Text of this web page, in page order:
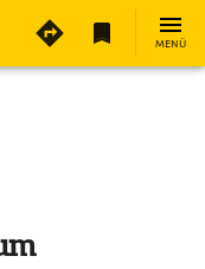
MENÜ